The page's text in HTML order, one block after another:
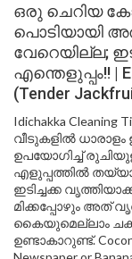
ഒരു ചെറിയ
പൊടിയായി
വേറെയില്ല;
എന്തെളുപ്പം!! |
(Tender
Idichakka
വീടുകളിൽ ധാരാളം
ഉപയോഗിച്ച്
എളുപ്പത്തിൽ
ഇടിച്ചക്ക
മിക്കപ്പോഴും അത്
കൈയുമെല്ലാം
ഉണ്ടാകാറുണ്ട്.